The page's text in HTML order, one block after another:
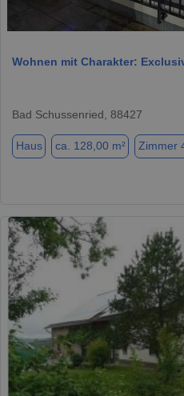
Wohnen mit Charakter:
Bad Schussenried, 88427
Haus ca. 128,00 m² Zimmer